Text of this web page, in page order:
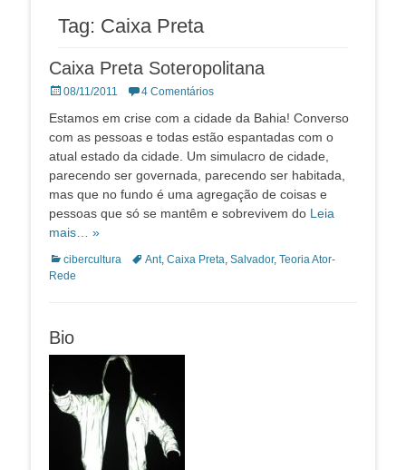
Tag: Caixa Preta
Caixa Preta Soteropolitana
Posted
08/11/2011 4 Comentários
Estamos em crise com a cidade da Bahia! Converso
com as pessoas e todas estão espantadas com o
atual estado da cidade. Um simulacro de cidade,
parecendo ser governada, parecendo ser habitada,
mas que no fundo é uma agregação de coisas e
pessoas que só se mantêm e sobrevivem do Leia
mais… »
Categorias:
cibercultura Tags:
Ant, Caixa Preta, Salvador, Teoria Ator-
Rede
Bio